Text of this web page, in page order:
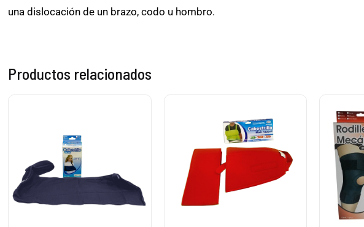
una dislocación de un brazo, codo u hombro.
Productos relacionados